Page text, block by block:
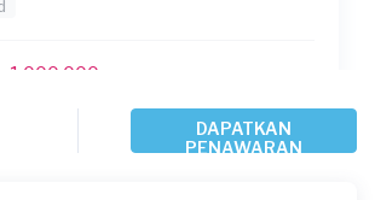
requested Fotografi Produk
DAPATKAN
PENAWARAN